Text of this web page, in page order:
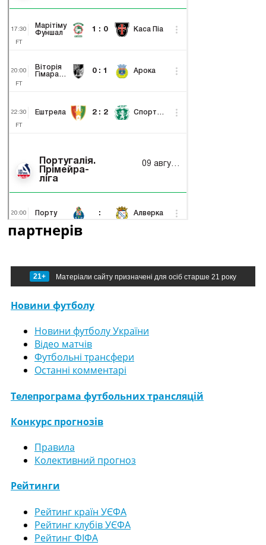
партнерів
21+ Матеріали сайту призначені для осіб старше 21 року
Новини футболу
Новини футболу України
Відео матчів
Футбольні трансфери
Останні комментарі
Телепрограма футбольних трансляцій
Конкурс прогнозів
Правила
Колективний прогноз
Рейтинги
Рейтинг країн УЄФА
Рейтинг клубів УЄФА
Рейтинг ФІФА